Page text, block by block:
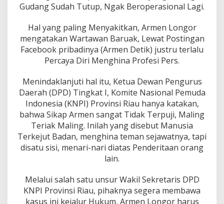
Gudang Sudah Tutup, Ngak Beroperasional Lagi.
Hal yang paling Menyakitkan, Armen Longor
mengatakan Wartawan Baruak, Lewat Postingan
Facebook pribadinya (Armen Detik) justru terlalu
Percaya Diri Menghina Profesi Pers.
Menindaklanjuti hal itu, Ketua Dewan Pengurus
Daerah (DPD) Tingkat I, Komite Nasional Pemuda
Indonesia (KNPI) Provinsi Riau hanya katakan,
bahwa Sikap Armen sangat Tidak Terpuji, Maling
Teriak Maling. Inilah yang disebut Manusia
Terkejut Badan, menghina teman sejawatnya, tapi
disatu sisi, menari-nari diatas Penderitaan orang
lain.
Melalui salah satu unsur Wakil Sekretaris DPD
KNPI Provinsi Riau, pihaknya segera membawa
kasus ini kejalur Hukum, Armen Longor harus